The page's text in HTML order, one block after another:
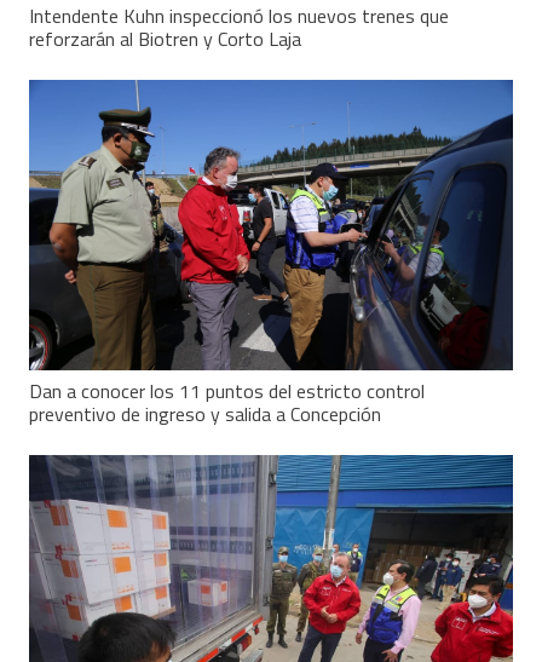
Intendente Kuhn inspeccionó los nuevos trenes que
reforzarán al Biotren y Corto Laja
Dan a conocer los 11 puntos del estricto control
preventivo de ingreso y salida a Concepción